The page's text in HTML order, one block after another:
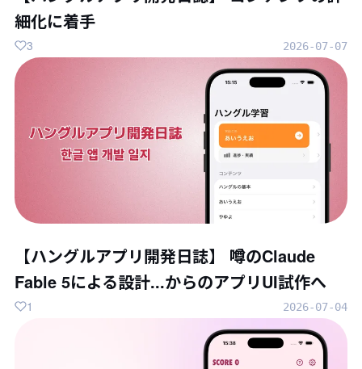
細化に着手
2026-07-07
3
【ハングルアプリ開発日誌】 噂のClaude
Fable 5による設計...からのアプリUI試作へ
2026-07-04
1